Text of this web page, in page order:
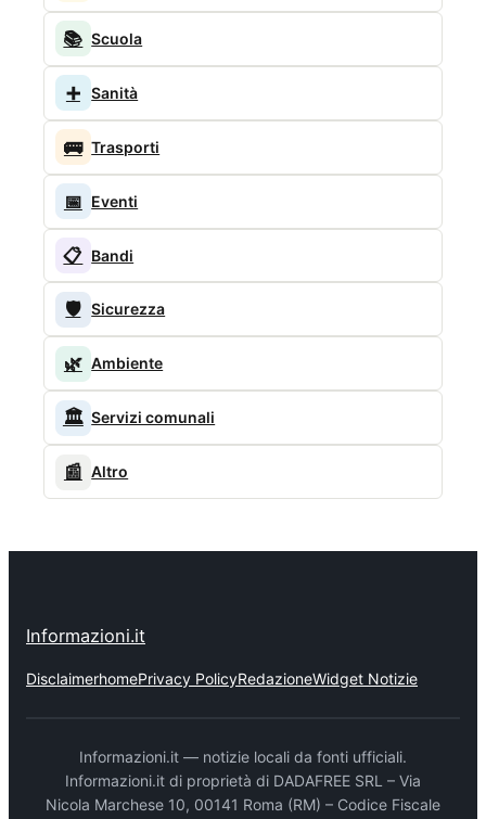
📚 Scuola
➕ Sanità
🚌 Trasporti
📅 Eventi
📋 Bandi
🛡️ Sicurezza
🌿 Ambiente
🏛️ Servizi comunali
📰 Altro
Informazioni.it
DisclaimerhomePrivacy PolicyRedazioneWidget Notizie
Informazioni.it — notizie locali da fonti ufficiali.
Informazioni.it di proprietà di DADAFREE SRL – Via
Nicola Marchese 10, 00141 Roma (RM) – Codice Fiscale